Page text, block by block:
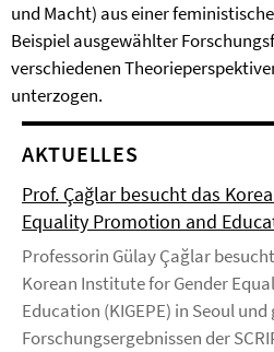
und Macht) aus einer
Beispiel ausgewählter
verschiedenen
unterzogen.
AKTUELLES
Prof. Çağlar besucht das
Equality Promotion and
Professorin Gülay Çağlar
Korean Institute for Gender
Education (KIGEPE) in Seoul
Forschungsergebnissen der